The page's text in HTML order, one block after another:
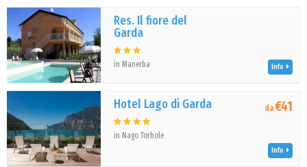
Res. Il fiore del
Garda
in Manerba Info
Hotel Lago di Garda
in Nago Torbole
da€41
Info